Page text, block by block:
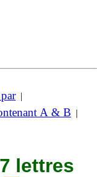
|
A & B |
lettres